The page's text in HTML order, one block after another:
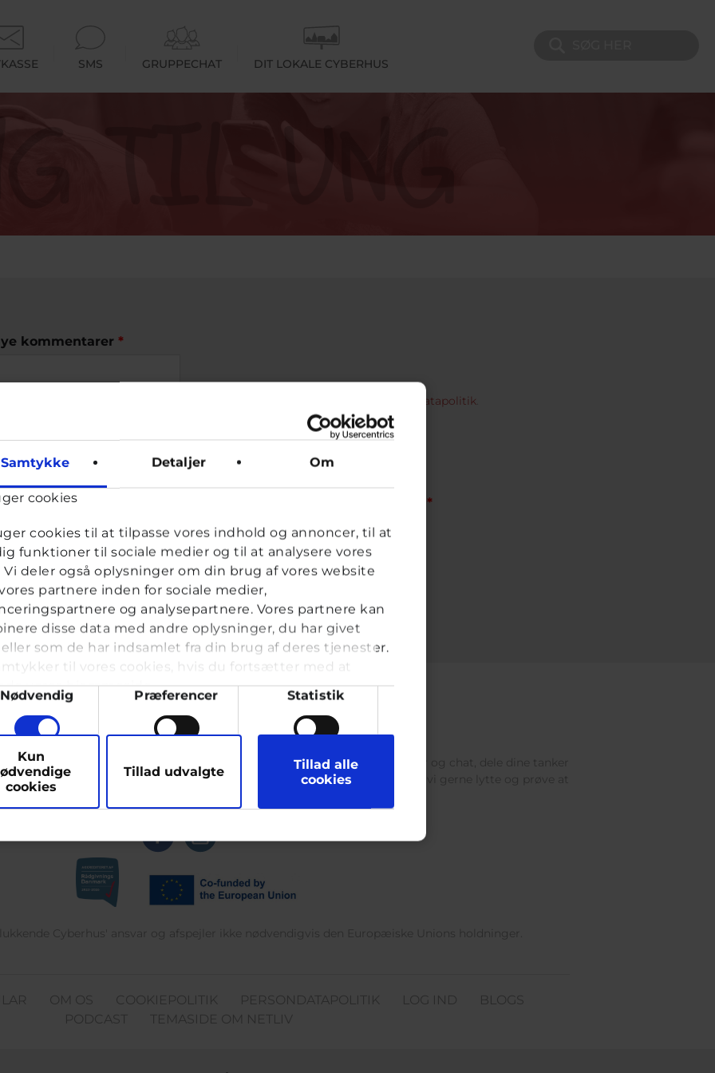
Samtykke Detaljer Om
cookies
cookies til at tilpasse vores indhold og annoncer, til at
funktioner til sociale medier og til at analysere vores
Vi deler også oplysninger om din brug af vores website
partnere inden for sociale medier,
og analysepartnere. Vores partnere kan
disse data med andre oplysninger, du har givet
som de har indsamlet fra din brug af deres tjenester.
til vores cookies, hvis du fortsætter med at
vores hjemmeside.
Nødvendig Præferencer Statistik
Kun
cookies
Tillad udvalgte
Tillad alle
cookies
SMS GRUPPECHAT DIT LOKALE CYBERHUS
kommentarer *
persondatapolitik
menneske og for at forhindre automatiseret spam.
med fingre og er gode når du skal bære noget - hvad er det? *
op til 25 år. Du kan skrive til en voksen og få rådgivning i vores brevkasser og chat, dele dine tanker
med. I Cyberhus kan du være dig selv, og har du brug for en voksen, vil vi gerne lytte og prøve at
Cyberhus' ansvar og afspejler ikke nødvendigvis den Europæiske Unions holdninger.
OM OS COOKIEPOLITIK PERSONDATAPOLITIK LOG IND
BLOGS
PODCAST
TEMASIDE OM NETLIV